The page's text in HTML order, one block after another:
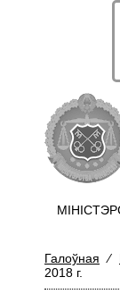
Галоўная ⁄
2018 г.